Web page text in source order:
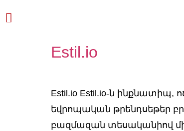
Estil.io
Estil.io Estil.io-ն
եվրոպական թրենդսեթեր
բազմազան տեսականիով